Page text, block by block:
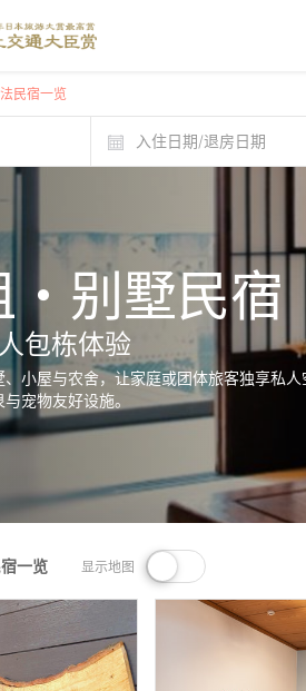
民宿一览
入住日期/退房日期
别墅民宿
包栋体验
小屋与农舍，让家庭或团体旅客独享私
宠物友好设施。
一览 显示地图